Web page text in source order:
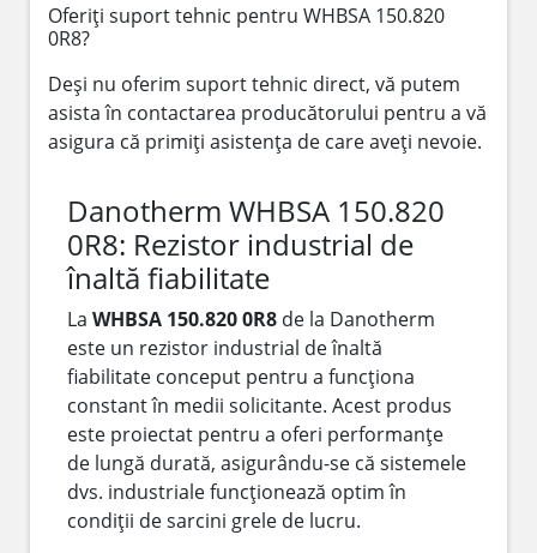
Oferiți suport tehnic pentru WHBSA 150.820
0R8?
Deși nu oferim suport tehnic direct, vă putem
asista în contactarea producătorului pentru a vă
asigura că primiți asistența de care aveți nevoie.
Danotherm WHBSA 150.820
0R8: Rezistor industrial de
înaltă fiabilitate
La WHBSA 150.820 0R8 de la Danotherm
este un rezistor industrial de înaltă
fiabilitate conceput pentru a funcționa
constant în medii solicitante. Acest produs
este proiectat pentru a oferi performanțe
de lungă durată, asigurându-se că sistemele
dvs. industriale funcționează optim în
condiții de sarcini grele de lucru.